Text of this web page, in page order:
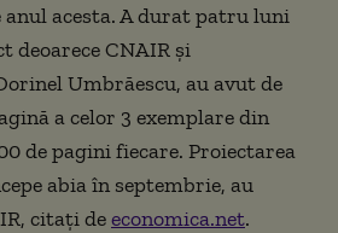
acesta. A durat patru luni
deoarece CNAIR și
Umbrăescu, au avut de
a celor 3 exemplare din
de pagini fiecare. Proiectarea
abia în septembrie, au
citați deeconomica.net.